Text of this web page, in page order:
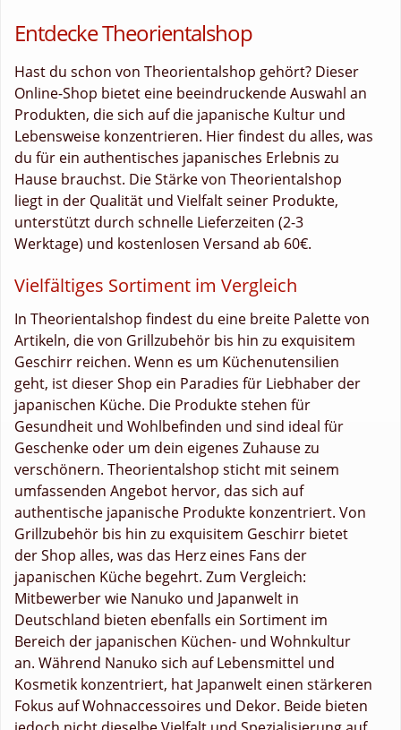
Entdecke Theorientalshop
Hast du schon von Theorientalshop gehört? Dieser
Online-Shop bietet eine beeindruckende Auswahl an
Produkten, die sich auf die japanische Kultur und
Lebensweise konzentrieren. Hier findest du alles, was
du für ein authentisches japanisches Erlebnis zu
Hause brauchst. Die Stärke von Theorientalshop
liegt in der Qualität und Vielfalt seiner Produkte,
unterstützt durch schnelle Lieferzeiten (2-3
Werktage) und kostenlosen Versand ab 60€.
Vielfältiges Sortiment im Vergleich
In Theorientalshop findest du eine breite Palette von
Artikeln, die von Grillzubehör bis hin zu exquisitem
Geschirr reichen. Wenn es um Küchenutensilien
geht, ist dieser Shop ein Paradies für Liebhaber der
japanischen Küche. Die Produkte stehen für
Gesundheit und Wohlbefinden und sind ideal für
Geschenke oder um dein eigenes Zuhause zu
verschönern. Theorientalshop sticht mit seinem
umfassenden Angebot hervor, das sich auf
authentische japanische Produkte konzentriert. Von
Grillzubehör bis hin zu exquisitem Geschirr bietet
der Shop alles, was das Herz eines Fans der
japanischen Küche begehrt. Zum Vergleich:
Mitbewerber wie Nanuko und Japanwelt in
Deutschland bieten ebenfalls ein Sortiment im
Bereich der japanischen Küchen- und Wohnkultur
an. Während Nanuko sich auf Lebensmittel und
Kosmetik konzentriert, hat Japanwelt einen stärkeren
Fokus auf Wohnaccessoires und Dekor. Beide bieten